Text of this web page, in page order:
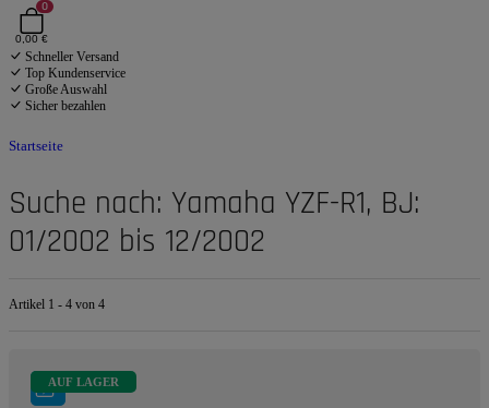
0
0,00 €
Schneller Versand
Top Kundenservice
Große Auswahl
Sicher bezahlen
Startseite
Suche nach: Yamaha YZF-R1, BJ:
01/2002 bis 12/2002
Artikel 1 - 4 von 4
AUF LAGER